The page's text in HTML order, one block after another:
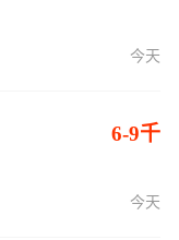
今天
6-9千
今天